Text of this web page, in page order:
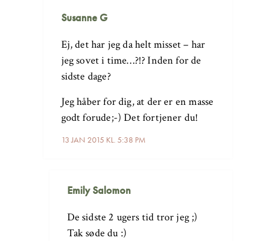
Susanne G
13 JAN 2015 KL. 5:38 PM
Ej, det har jeg da helt misset – har
jeg sovet i time…?!? Inden for de
sidste dage?
Jeg håber for dig, at der er en masse
godt forude;-) Det fortjener du!
Emily Salomon
De sidste 2 ugers tid tror jeg ;)
Tak søde du :)